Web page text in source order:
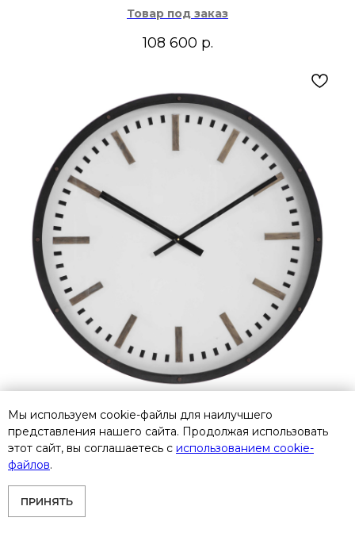
Товар под заказ
108 600 р.
Настенные часы Uttermost Fleming 06103
Мы используем cookie-файлы для наилучшего
представления нашего сайта. Продолжая использовать
этот сайт, вы соглашаетесь с использованием cookie-
файлов.
ПРИНЯТЬ